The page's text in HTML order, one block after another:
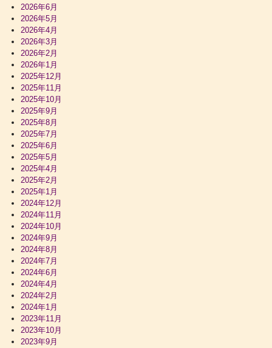
2026年6月
2026年5月
2026年4月
2026年3月
2026年2月
2026年1月
2025年12月
2025年11月
2025年10月
2025年9月
2025年8月
2025年7月
2025年6月
2025年5月
2025年4月
2025年2月
2025年1月
2024年12月
2024年11月
2024年10月
2024年9月
2024年8月
2024年7月
2024年6月
2024年4月
2024年2月
2024年1月
2023年11月
2023年10月
2023年9月